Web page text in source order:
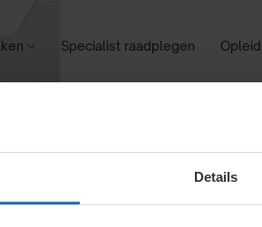
Details
Specialist raadplegen